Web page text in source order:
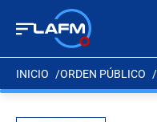
INICIO ORDEN PÚBLICO